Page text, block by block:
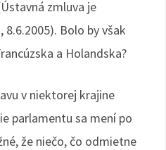
zmluva je
Bolo by však
a Holandska?
v niektorej krajine
parlamentu sa mení po
že niečo, čo odmietne